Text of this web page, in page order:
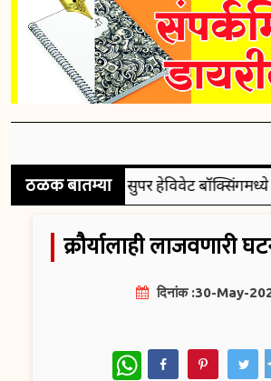
ठळक बातम्यासुपर हेविवेट बॉक्सिंगमध्ये
क्रौर्यालाही लाजवणारी
दिनांक :30-May-
WhatsApp